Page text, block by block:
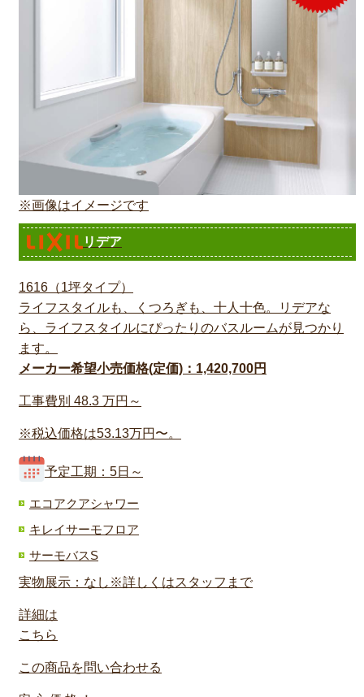
※画像はイメージです
リデア
1616（1坪タイプ）
ライフスタイルも、くつろぎも、十人十色。リデアな
ら、ライフスタイルにぴったりのバスルームが見つかり
ます。
メーカー希望小売価格(定価)：1,420,700円
工事費別 48.3 万円～
※税込価格は53.13万円〜。
予定工期：5日～
エコアクアシャワー
キレイサーモフロア
サーモバスS
実物展示：なし※詳しくはスタッフまで
詳細は
こちら
この商品を問い合わせる